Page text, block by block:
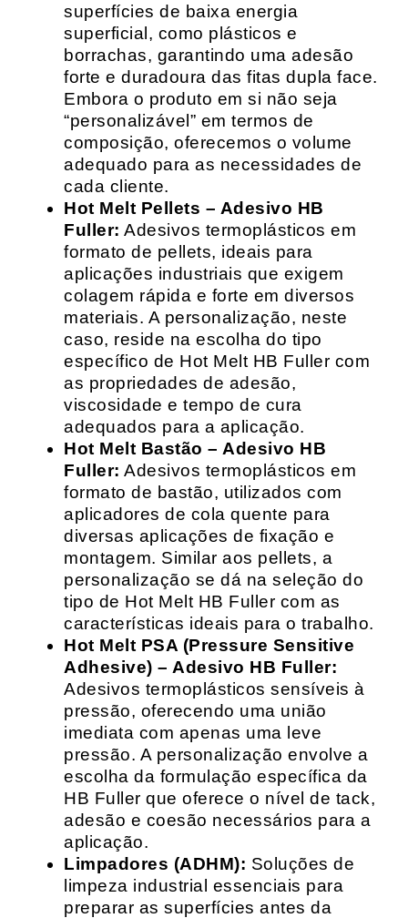
superfícies de baixa energia
superficial, como plásticos e
borrachas, garantindo uma adesão
forte e duradoura das fitas dupla face.
Embora o produto em si não seja
“personalizável” em termos de
composição, oferecemos o volume
adequado para as necessidades de
cada cliente.
Hot Melt Pellets – Adesivo HB
Fuller: Adesivos termoplásticos em
formato de pellets, ideais para
aplicações industriais que exigem
colagem rápida e forte em diversos
materiais. A personalização, neste
caso, reside na escolha do tipo
específico de Hot Melt HB Fuller com
as propriedades de adesão,
viscosidade e tempo de cura
adequados para a aplicação.
Hot Melt Bastão – Adesivo HB
Fuller: Adesivos termoplásticos em
formato de bastão, utilizados com
aplicadores de cola quente para
diversas aplicações de fixação e
montagem. Similar aos pellets, a
personalização se dá na seleção do
tipo de Hot Melt HB Fuller com as
características ideais para o trabalho.
Hot Melt PSA (Pressure Sensitive
Adhesive) – Adesivo HB Fuller:
Adesivos termoplásticos sensíveis à
pressão, oferecendo uma união
imediata com apenas uma leve
pressão. A personalização envolve a
escolha da formulação específica da
HB Fuller que oferece o nível de tack,
adesão e coesão necessários para a
aplicação.
Limpadores (ADHM): Soluções de
limpeza industrial essenciais para
preparar as superfícies antes da